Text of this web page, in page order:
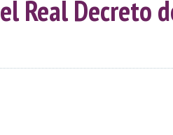
Real Decreto